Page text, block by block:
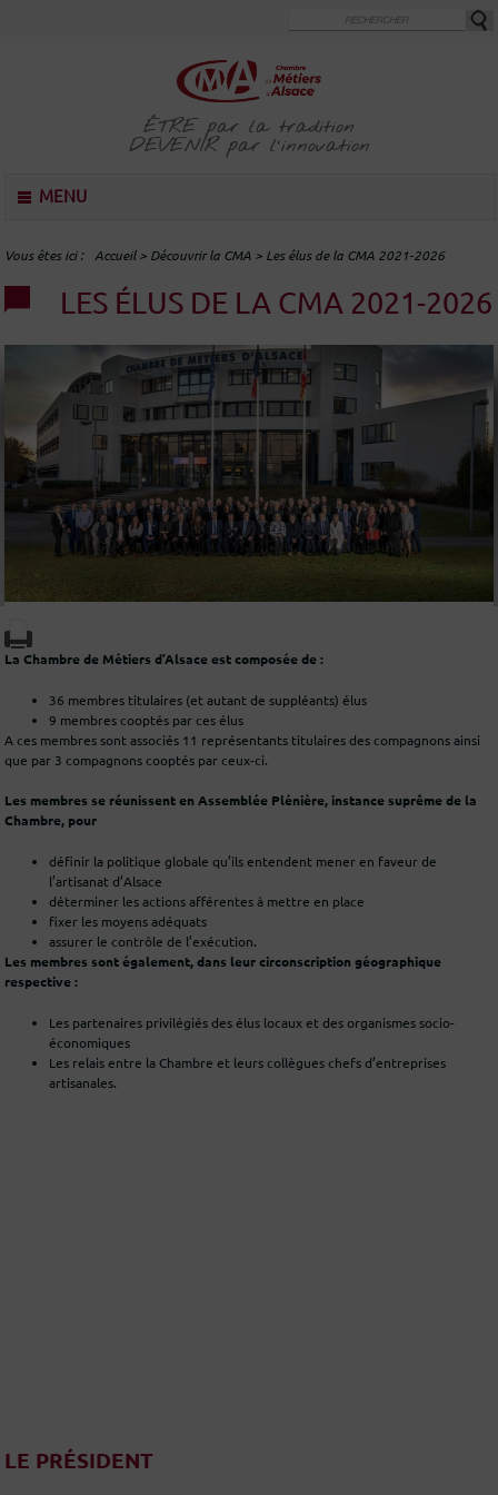
principal
ÊTREpar la tradition
DEVENIRpar l'innovation
u
MENU
Vous êtes ici Accueil> Découvrir la CMA > Les élus de la CMA 2021-2026
LES ÉLUS DE LA CMA 2021-2026
La Chambre de Métiers d’Alsace est composée de :
36 membres titulaires (et autant de suppléants) élus
9 membres cooptés par ces élus
A ces membres sont associés 11 représentants titulaires des compagnons ainsi
que par 3 compagnons cooptés par ceux-ci.
Les membres se réunissent en Assemblée Plénière, instance suprême de la
Chambre, pour
définir la politique globale qu’ils entendent mener en faveur de
l’artisanat d’Alsace
déterminer les actions afférentes à mettre en place
fixer les moyens adéquats
assurer le contrôle de l’exécution.
Les membres sont également, dans leur circonscription géographique
respective :
Les partenaires privilégiés des élus locaux et des organismes socio-
économiques
Les relais entre la Chambre et leurs collègues chefs d’entreprises
artisanales.
LE PRÉSIDENT